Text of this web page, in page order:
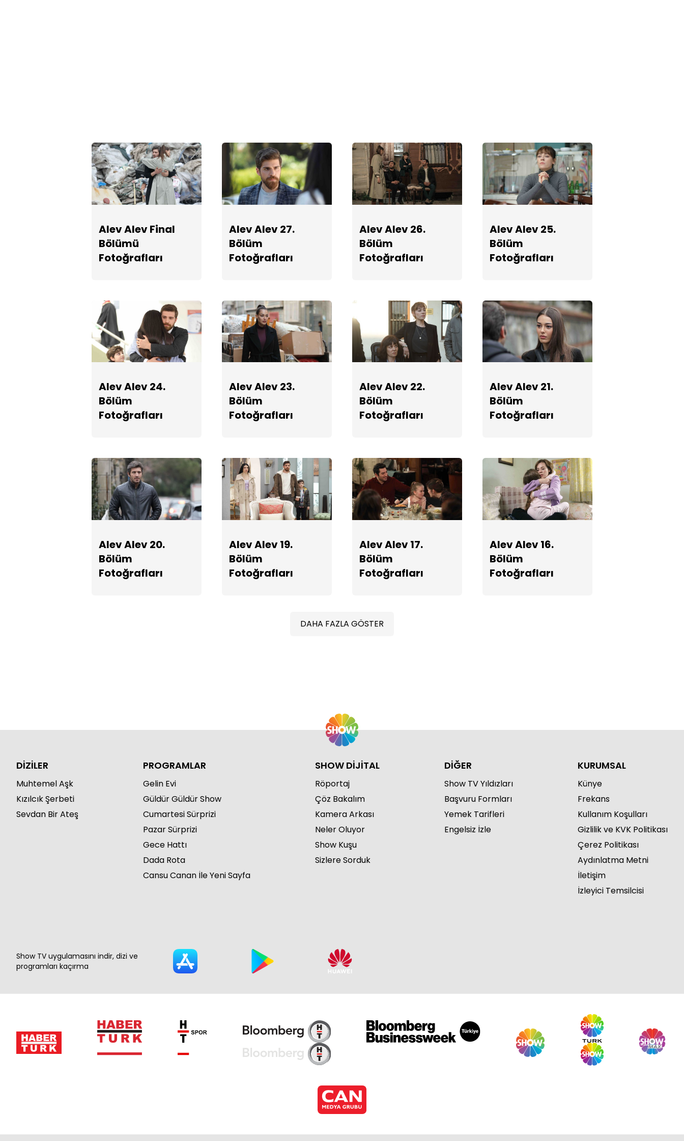
Alev Alev 20.
Bölüm
Fotoğrafları
Alev Alev 19.
Fotoğrafları
Alev Alev 16.
Bölüm
Fotoğrafları
Alev Alev Final
Bölümü
Fotoğrafları
Alev Alev 27.
Bölüm
Fotoğrafları
Alev Alev 26.
Bölüm
Fotoğrafları
Alev Alev 25.
Bölüm
Fotoğrafları
Alev Alev 24.
Bölüm
Fotoğrafları
Alev Alev 23.
Bölüm
Fotoğrafları
Alev Alev 22.
Bölüm
Fotoğrafları
Alev Alev 21.
Bölüm
Fotoğrafları
Alev Alev 20.
Bölüm
Fotoğrafları
Alev Alev 19.
Bölüm
Fotoğrafları
Alev Alev 17.
Bölüm
Fotoğrafları
Alev Alev 16.
Bölüm
Fotoğrafları
DAHA FAZLA GÖSTER
DİZİLER
Muhtemel Aşk
Kızılcık Şerbeti
Sevdan Bir Ateş
PROGRAMLAR
Gelin Evi
Güldür Güldür Show
Cumartesi Sürprizi
Pazar Sürprizi
Gece Hattı
Dada Rota
Cansu Canan İle Yeni Sayfa
SHOW DİJİTAL
Röportaj
Çöz Bakalım
Kamera Arkası
Neler Oluyor
Show Kuşu
Sizlere Sorduk
DİĞER
Show TV Yıldızları
Başvuru Formları
Yemek Tarifleri
Engelsiz İzle
KURUMSAL
Künye
Frekans
Kullanım Koşulları
Gizlilik ve KVK Politikası
Çerez Politikası
Aydınlatma Metni
İletişim
İzleyici Temsilcisi
Show TV uygulamasını indir, dizi ve
programları kaçırma